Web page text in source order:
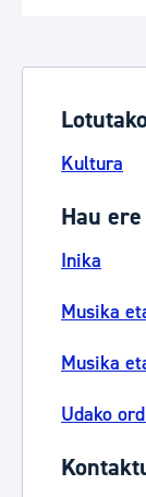
Kultura
Hau
Inika
Musika
Musika
Udako